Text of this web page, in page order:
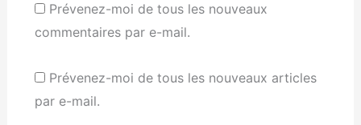
Prévenez-moi de tous les nouveaux
commentaires par e-mail.
Prévenez-moi de tous les nouveaux articles
par e-mail.